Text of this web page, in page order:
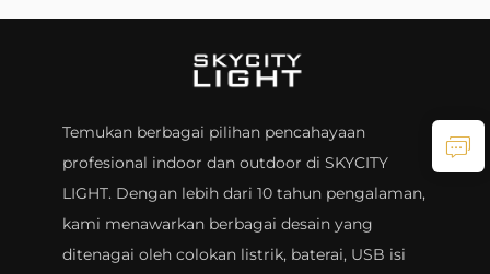
Temukan berbagai pilihan pencahayaan
profesional indoor dan outdoor di SKYCITY
LIGHT. Dengan lebih dari 10 tahun pengalaman,
kami menawarkan berbagai desain yang
ditenagai oleh colokan listrik, baterai, USB isi